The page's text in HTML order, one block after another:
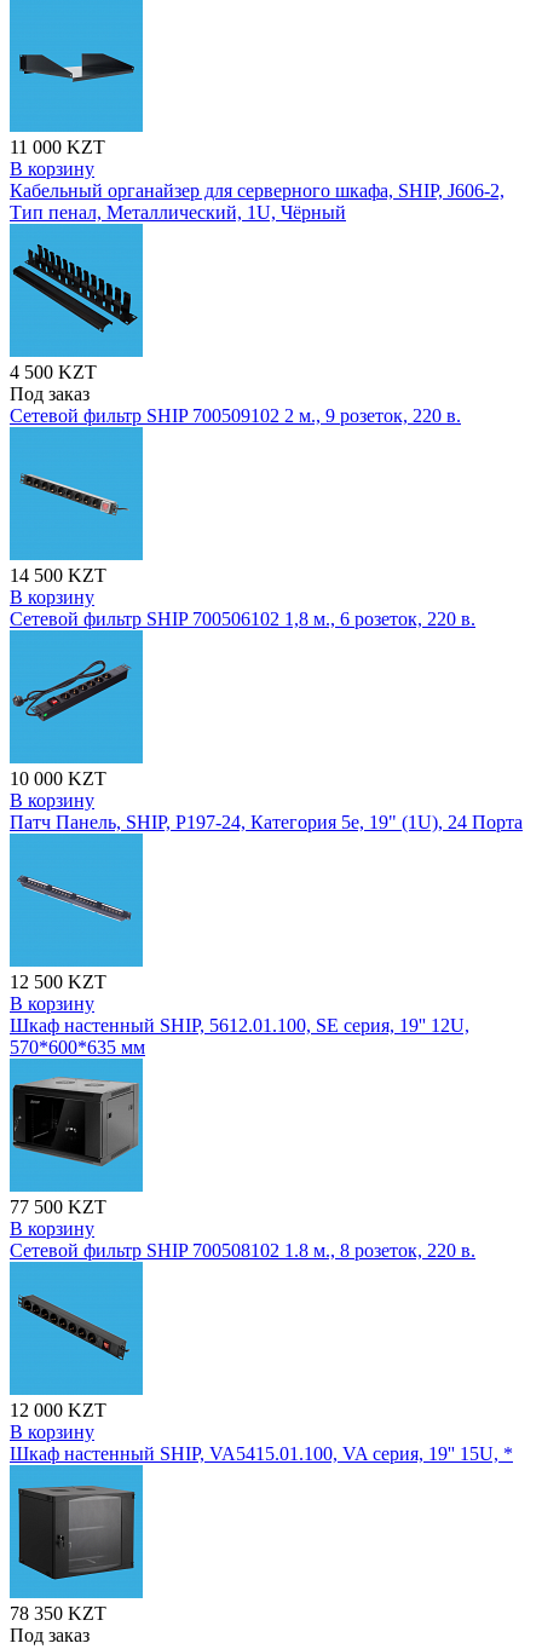
11 000 KZT
В корзину
Кабельный органайзер для серверного шкафа, SHIP, J606-2,
Тип пенал, Металлический, 1U, Чёрный
4 500 KZT
Под заказ
Сетевой фильтр SHIP 700509102 2 м., 9 розеток, 220 в.
14 500 KZT
В корзину
Сетевой фильтр SHIP 700506102 1,8 м., 6 розеток, 220 в.
10 000 KZT
В корзину
Патч Панель, SHIP, P197-24, Категория 5e, 19" (1U), 24 Порта
12 500 KZT
В корзину
Шкаф настенный SHIP, 5612.01.100, SE серия, 19'' 12U,
570*600*635 мм
77 500 KZT
В корзину
Сетевой фильтр SHIP 700508102 1.8 м., 8 розеток, 220 в.
12 000 KZT
В корзину
Шкаф настенный SHIP, VA5415.01.100, VA серия, 19'' 15U, *
78 350 KZT
Под заказ